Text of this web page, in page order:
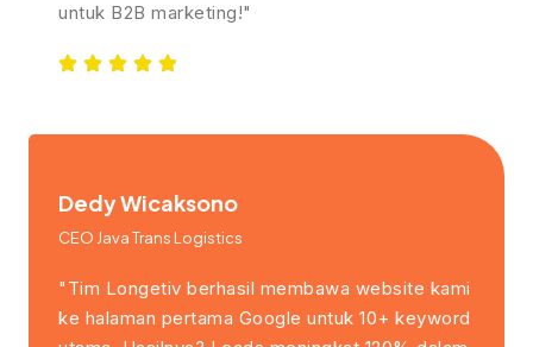
untuk B2B marketing!"
Dedy Wicaksono
CEO Java Trans Logistics
"Tim Longetiv berhasil membawa website kami
ke halaman pertama Google untuk 10+ keyword